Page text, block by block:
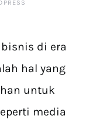
di era
hal yang
untuk
media